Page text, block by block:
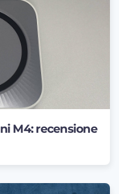
M4: recensione